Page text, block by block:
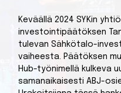
Keväällä 2024 SYKin
investointipäätöksen
tulevan Sähkötalo-
vaiheesta. Päätöksen
Hub-työnimellä kulkeva
samanaikaisesti ABJ-